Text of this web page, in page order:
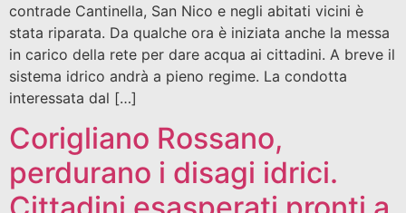
contrade Cantinella, San Nico e negli abitati vicini è
stata riparata. Da qualche ora è iniziata anche la messa
in carico della rete per dare acqua ai cittadini. A breve il
sistema idrico andrà a pieno regime. La condotta
interessata dal […]
Corigliano Rossano,
perdurano i disagi idrici.